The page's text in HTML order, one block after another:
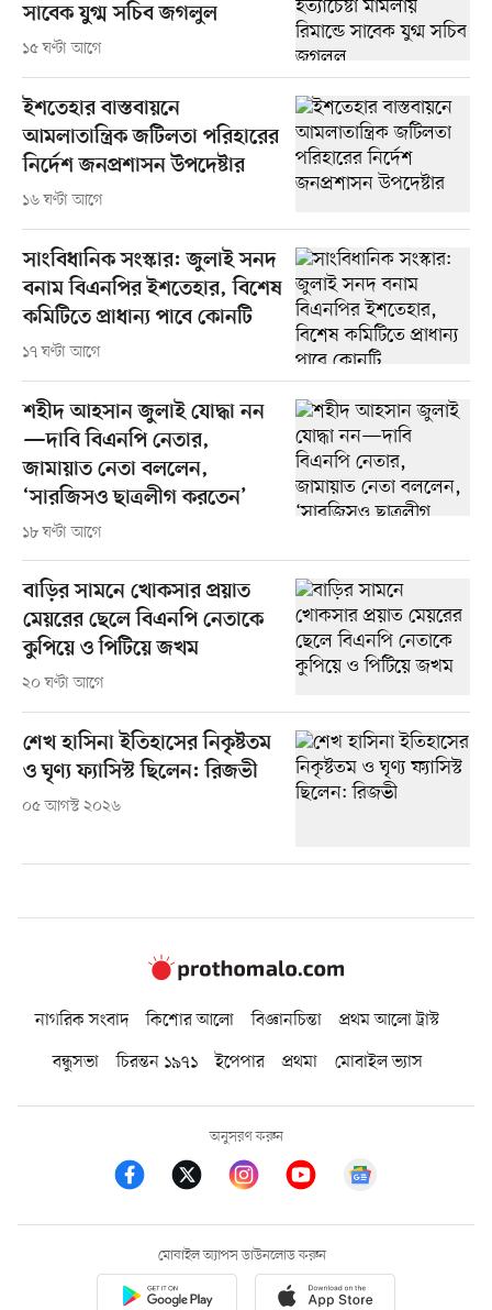
সাবেক যুগ্ম সচিব জগলুল
১৫ ঘণ্টা আগে
ইশতেহার বাস্তবায়নে
আমলাতান্ত্রিক জটিলতা পরিহারের
নির্দেশ জনপ্রশাসন উপদেষ্টার
১৬ ঘণ্টা আগে
সাংবিধানিক সংস্কার: জুলাই সনদ
বনাম বিএনপির ইশতেহার, বিশেষ
কমিটিতে প্রাধান্য পাবে কোনটি
১৭ ঘণ্টা আগে
শহীদ আহসান জুলাই যোদ্ধা নন
—দাবি বিএনপি নেতার,
জামায়াত নেতা বললেন,
‘সারজিসও ছাত্রলীগ করতেন’
১৮ ঘণ্টা আগে
বাড়ির সামনে খোকসার প্রয়াত
মেয়রের ছেলে বিএনপি নেতাকে
কুপিয়ে ও পিটিয়ে জখম
২০ ঘণ্টা আগে
শেখ হাসিনা ইতিহাসের নিকৃষ্টতম
ও ঘৃণ্য ফ্যাসিস্ট ছিলেন: রিজভী
০৫ আগস্ট ২০২৬
নাগরিক সংবাদ কিশোর আলো বিজ্ঞানচিন্তা
প্রথম আলো ট্রাস্ট
বন্ধুসভা
চিরন্তন ১৯৭১ ইপেপার প্রথমা মোবাইল ভ্যাস
অনুসরণ করুন
মোবাইল অ্যাপস ডাউনলোড করুন